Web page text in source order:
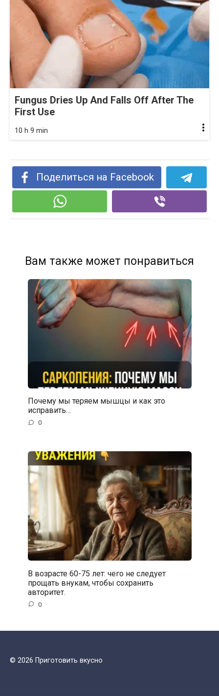
Fungus Dries Up And Falls Off After The
First Use
10 h 9 min
Поделиться на Facebook
Вам также может понравиться
Почему мы теряем мышцы и как это
исправить…
0
В возрасте 60-75 лет: чего не следует
прощать внукам, чтобы сохранить
авторитет.
0
© 2026 Приготовить вкусно